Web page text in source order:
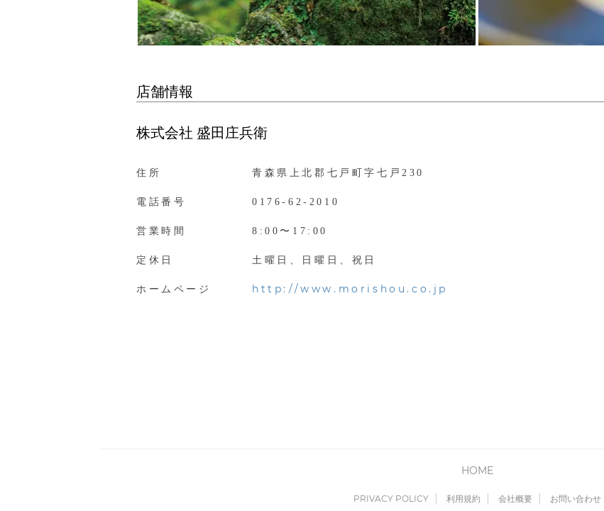
店舗情報
株式会社 盛田庄兵衛
住所 青森県上北郡七戸町字七戸230
電話番号 0176-62-2010
営業時間 8:00〜17:00
定休日 土曜日、日曜日、祝日
ホームページ http://www.morishou.co.jp
HOME
PRIVACY POLICY 利用規約 会社概要 お問い合わせ